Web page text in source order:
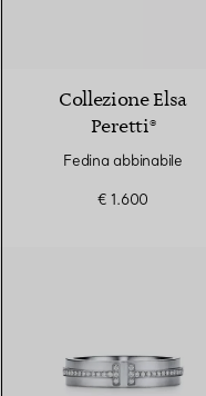
Collezione Elsa
Peretti®
Fedina abbinabile
€ 1.600